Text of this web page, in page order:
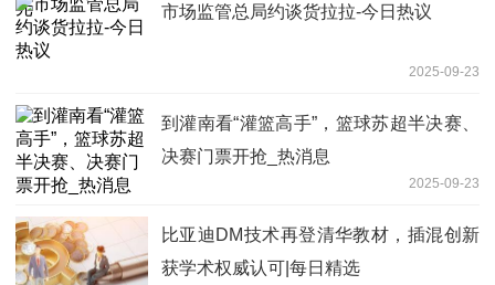
市场监管总局约谈货拉拉-今日热议
2025-09-23
到灌南看“灌篮高手”，篮球苏超半决赛、
决赛门票开抢_热消息
2025-09-23
比亚迪DM技术再登清华教材，插混创新
获学术权威认可|每日精选